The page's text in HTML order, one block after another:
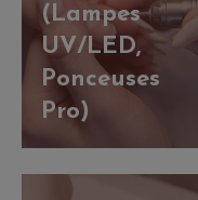
(Lampes
UV/LED,
Ponceuses
Pro)